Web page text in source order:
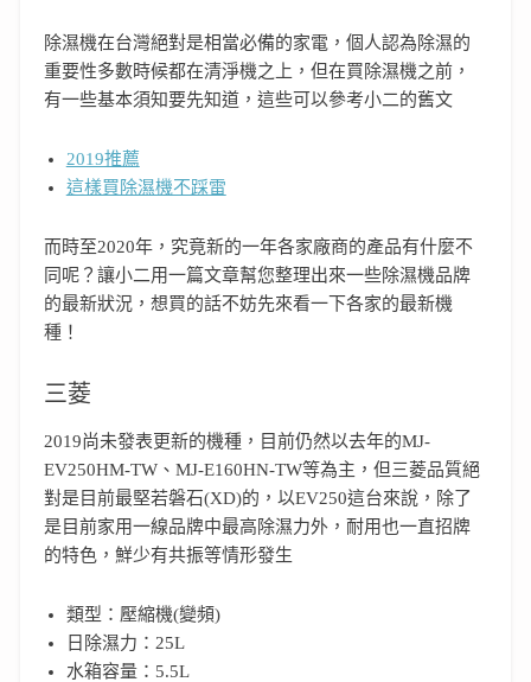
除濕機在台灣絕對是相當必備的家電，個人認為除濕的
重要性多數時候都在清淨機之上，但在買除濕機之前，
有一些基本須知要先知道，這些可以參考小二的舊文
2019推薦
這樣買除濕機不踩雷
而時至2020年，究竟新的一年各家廠商的產品有什麼不
同呢？讓小二用一篇文章幫您整理出來一些除濕機品牌
的最新狀況，想買的話不妨先來看一下各家的最新機
種！
三菱
2019尚未發表更新的機種，目前仍然以去年的MJ-
EV250HM-TW、MJ-E160HN-TW等為主，但三菱品質絕
對是目前最堅若磐石(XD)的，以EV250這台來說，除了
是目前家用一線品牌中最高除濕力外，耐用也一直招牌
的特色，鮮少有共振等情形發生
類型：壓縮機(變頻)
日除濕力：25L
水箱容量：5.5L